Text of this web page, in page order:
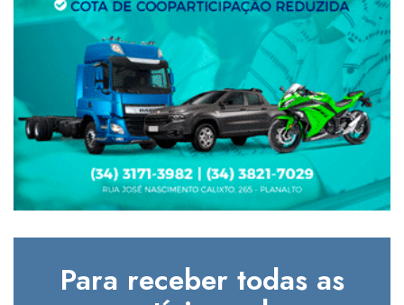
Para receber todas as